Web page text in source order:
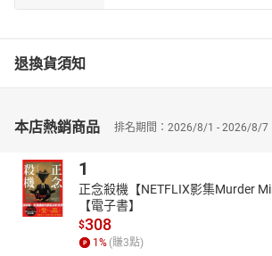
退換貨須知
本店熱銷商品 排名期間：2026/8/1 - 2026/8/7
1
正念殺機【NETFLIX影集Murder
【電子書】
$308
1 % (賺3點)